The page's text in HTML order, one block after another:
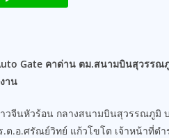
Gate คาด่าน ตม.สนามบินสุวรรณ
าน
วจีนหัวร้อน กลางสนามบินสุวรรณภูมิ
.ต.อ.ศรัณย์วิทย์ แก้วโขโต เจ้าหน้าที่ต